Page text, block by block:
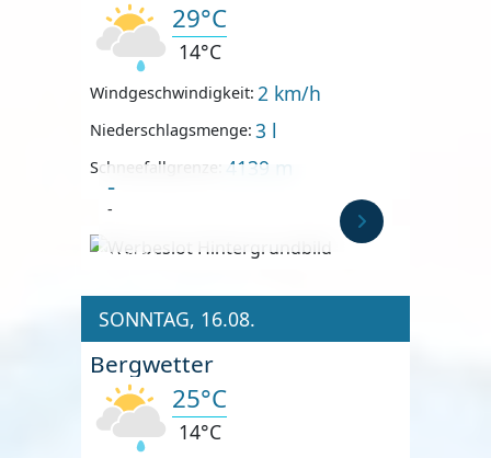
29°C
14°C
Windgeschwindigkeit: 2 km/h
Niederschlagsmenge: 3 l
Schneefallgrenze: 4139 m
Anzeige
-
-
SONNTAG, 16.08.
Bergwetter
25°C
14°C